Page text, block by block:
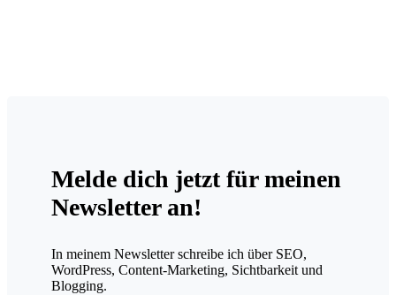
Melde dich jetzt für meinen
Newsletter an!
In meinem Newsletter schreibe ich über SEO,
WordPress, Content-Marketing, Sichtbarkeit und
Blogging.